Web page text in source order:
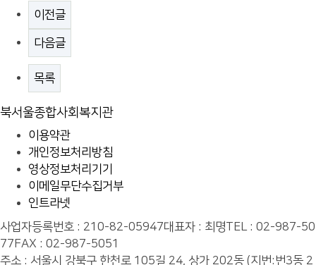
이전글
다음글
목록
북서울종합사회복지관
이용약관
개인정보처리방침
영상정보처리기기
이메일무단수집거부
인트라넷
사업자등록번호 : 210-82-05947대표자 : 최명TEL : 02-987-50
77 FAX : 02-987-5051
주소 : 서울시 강북구 한천로 105길 24, 상가 202동 (지번:번3동 2